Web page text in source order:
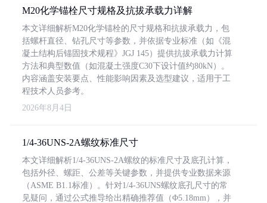
M20化学锚栓尺寸规格及抗拔承载力详解
本文详细解析M20化学锚栓的尺寸规格和抗拔承载力，包
括螺杆直径、钻孔尺寸等参数，并依据专业标准（如《混
凝土结构后锚固技术规程》JGJ 145）提供抗拔承载力计算
方法和典型数值（如混凝土强度C30下设计值约80kN）。
内容涵盖安装要点、性能影响因素及选型建议，适用于工
程技术人员参考。
2026年8月4日
1/4-36UNS-2A螺纹标准尺寸
本文详细解析1/4-36UNS-2A螺纹的标准尺寸及底孔计算，
包括外径、螺距、公差等关键参数，并提供专业数据来源
（ASME B1.1标准）。针对1/4-36UNS螺纹底孔尺寸的常
见疑问，通过公式推导给出精确推荐值（Φ5.18mm），并